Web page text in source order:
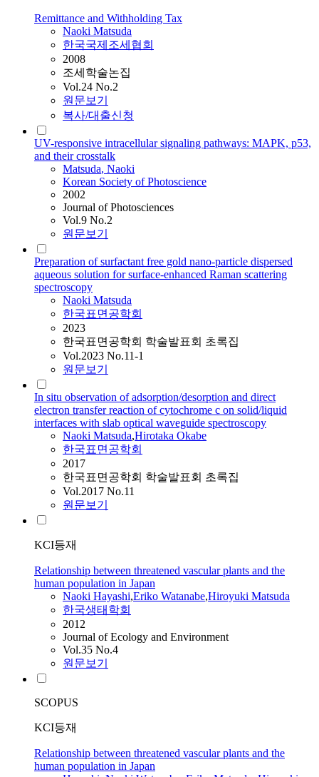
Remittance and Withholding Tax
Naoki Matsuda
한국국제조세협회
2008
조세학술논집
Vol.24 No.2
원문보기
복사/대출신청
UV-responsive intracellular signaling pathways: MAPK, p53,
and their crosstalk
Matsuda, Naoki
Korean Society of Photoscience
2002
Journal of Photosciences
Vol.9 No.2
원문보기
Preparation of surfactant free gold nano-particle dispersed
aqueous solution for surface-enhanced Raman scattering
spectroscopy
Naoki Matsuda
한국표면공학회
2023
한국표면공학회 학술발표회 초록집
Vol.2023 No.11-1
원문보기
In situ observation of adsorption/desorption and direct
electron transfer reaction of cytochrome c on solid/liquid
interfaces with slab optical waveguide spectroscopy
Naoki Matsuda,Hirotaka Okabe
한국표면공학회
2017
한국표면공학회 학술발표회 초록집
Vol.2017 No.11
원문보기
KCI등재
Relationship between threatened vascular plants and the
human population in Japan
Naoki Hayashi,Eriko Watanabe,Hiroyuki Matsuda
한국생태학회
2012
Journal of Ecology and Environment
Vol.35 No.4
원문보기
SCOPUS
KCI등재
Relationship between threatened vascular plants and the
human population in Japan